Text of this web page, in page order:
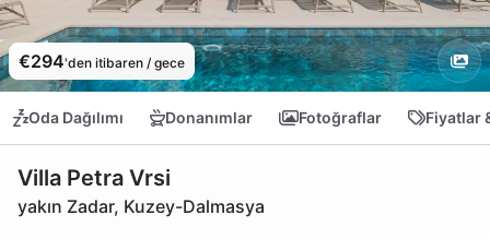
€294'den itibaren / gece
Oda Dağılımı Donanımlar Fotoğraflar Fiyatlar
Villa Petra Vrsi
yakın Zadar, Kuzey-Dalmasya